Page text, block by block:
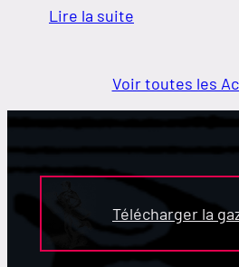
Lire la suite
Voir toutes les
Télécharger la